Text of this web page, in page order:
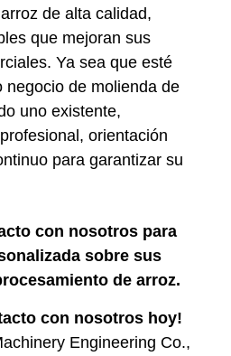
de alta calidad,
que mejoran sus
Ya sea que esté
negocio de molienda de
uno existente,
orientación
para garantizar su
con nosotros para
sobre sus
de arroz.
con nosotros hoy!
Engineering Co.,